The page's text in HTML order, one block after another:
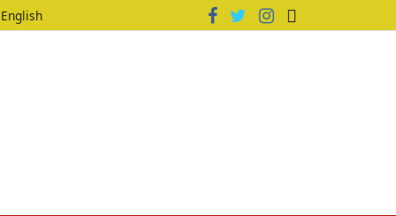
English